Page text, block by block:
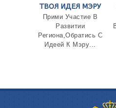
ТВОЯ ИДЕЯ МЭРУ
Прими Участие В
Развитии
Региона,Обратись С
Идеей К Мэру...